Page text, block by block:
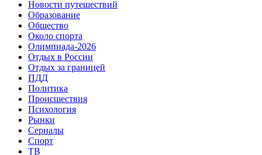
Новости путешествий
Образование
Общество
Около спорта
Олимпиада-2026
Отдых в России
Отдых за границей
ПДД
Политика
Происшествия
Психология
Рынки
Сериалы
Спорт
ТВ